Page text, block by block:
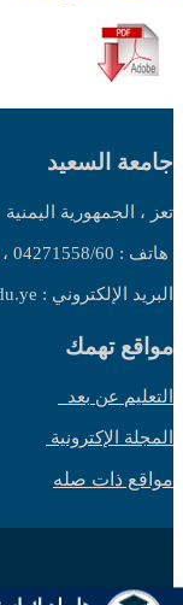
جامعة السعيد
تعز ، الجمهورية اليمنية
هاتف : 04271558/60 ، فاكس 04271564
البريد الإلكتروني : info@alsaeeduni.edu.ye
مواقع تهمك
التعليم عن بعد
المجلة الإكترونية
مواقع ذات صله